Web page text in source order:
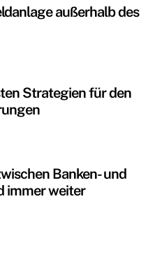
außerhalb des
Strategien für den
Banken- und
immer weiter